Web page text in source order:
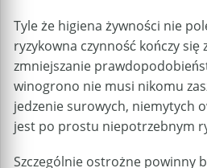
Tyle że higiena żywności nie
ryzykowna czynność kończy się
zmniejszanie
winogrono nie musi nikomu
jedzenie surowych, niemytych
jest po prostu niepotrzebnym
Szczególnie ostrożne powinny